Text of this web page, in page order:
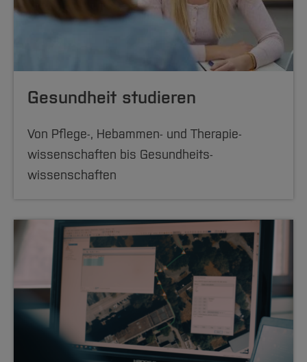
Gesundheit studieren
Von Pflege-, Hebammen- und Therapie­
wissenschaften bis Gesundheits­
wissenschaften